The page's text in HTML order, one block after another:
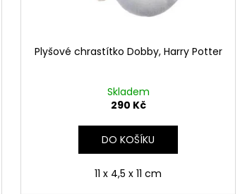
Plyšové chrastítko Dobby, Harry Potter
Skladem
290 Kč
DO KOŠÍKU
11 x 4,5 x 11 cm